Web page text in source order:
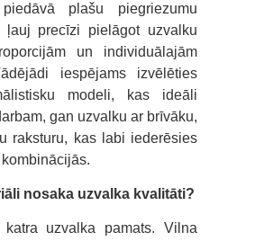
plašu piegriezumu
ļauj precīzi pielāgot uzvalku
un individuālajām
iespējams izvēlēties
modeli, kas ideāli
gan uzvalku ar brīvāku,
raksturu, kas labi iederēsies
nosaka uzvalka kvalitāti?
uzvalka pamats. Vilna